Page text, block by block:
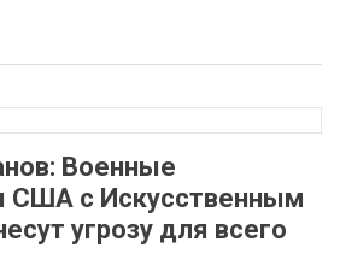
Военные
США с Искусственным
угрозу для всего